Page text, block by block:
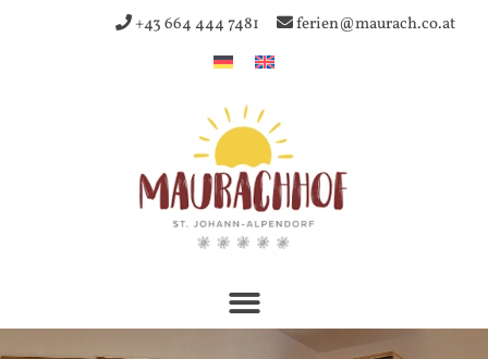
+43 664 444 7481 ferien@maurach.co.at